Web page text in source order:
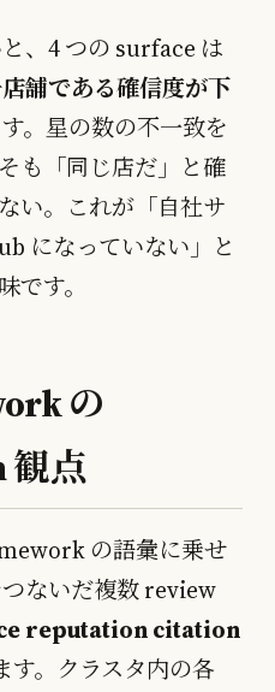
、4 つの surface は
舗である確信度が下
。星の数の不一致を
も「同じ店だ」と確
い。これが「自社サ
になっていない」と
です。
の
点
の語彙に乗せ
ないだ複数 review
reputation citation
す。クラスタ内の各